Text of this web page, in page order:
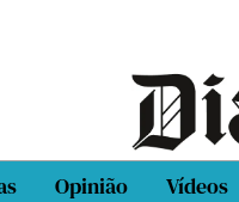
Opinião Vídeos